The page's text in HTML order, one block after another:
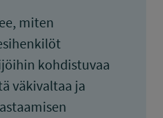
miten
kohdistuvaa
väkivaltaa ja